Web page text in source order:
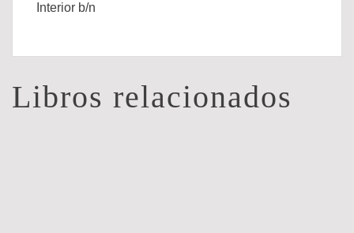
Interior b/n
Libros relacionados